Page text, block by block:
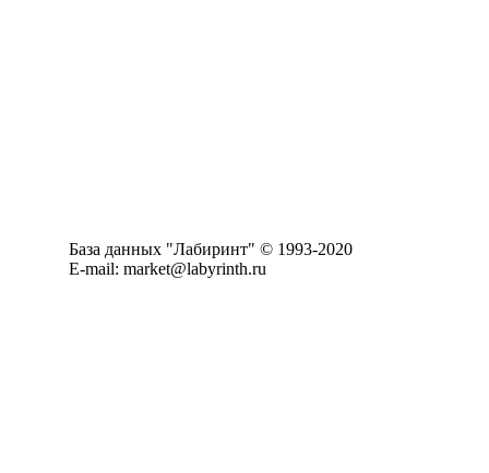
База данных "Лабиринт" © 1993-2020
E-mail: market@labyrinth.ru